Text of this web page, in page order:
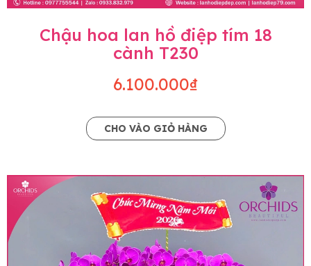
Chậu hoa lan hồ điệp tím 18
cành T230
6.100.000₫
CHO VÀO GIỎ HÀNG